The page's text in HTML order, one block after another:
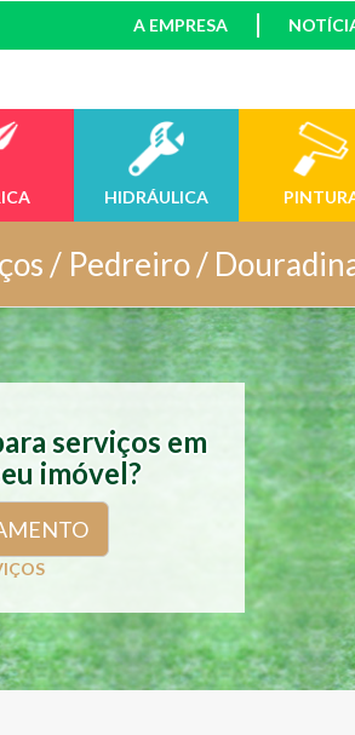
A EMPRESA
HIDRÁULICA
/ Pedreiro /
serviços em
imóvel?